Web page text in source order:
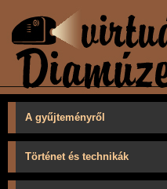
A gyűjteményről
Történet és technikák